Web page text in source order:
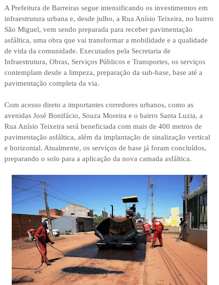
A Prefeitura de Barreiras segue intensificando os investimentos em
infraestrutura urbana e, desde julho, a Rua Anísio Teixeira, no bairro
São Miguel, vem sendo preparada para receber pavimentação
asfáltica, uma obra que vai transformar a mobilidade e a qualidade
de vida da comunidade. Executados pela Secretaria de
Infraestrutura, Obras, Serviços Públicos e Transportes, os serviços
contemplam desde a limpeza, preparação da sub-base, base até a
pavimentação completa da via.
Com acesso direto a importantes corredores urbanos, como as
avenidas José Bonifácio, Souza Moreira e o bairro Santa Luzia, a
Rua Anísio Teixeira será beneficiada com mais de 400 metros de
pavimentação asfáltica, além da implantação de sinalização vertical
e horizontal. Atualmente, os serviços de base já foram concluídos,
preparando o solo para a aplicação da nova camada asfáltica.